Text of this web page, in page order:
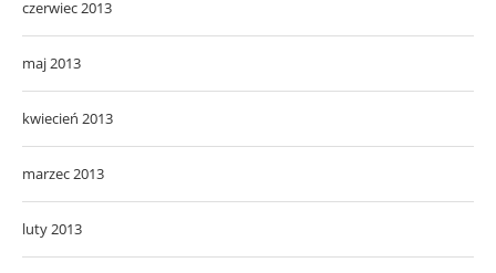
czerwiec 2013
maj 2013
kwiecień 2013
marzec 2013
luty 2013